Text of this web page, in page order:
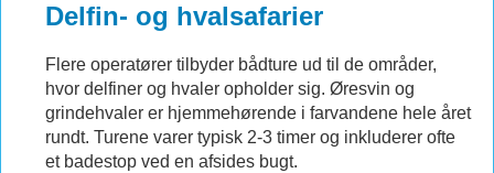
Delfin- og hvalsafarier
Flere operatører tilbyder bådture ud til de områder,
hvor delfiner og hvaler opholder sig. Øresvin og
grindehvaler er hjemmehørende i farvandene hele året
rundt. Turene varer typisk 2-3 timer og inkluderer ofte
et badestop ved en afsides bugt.